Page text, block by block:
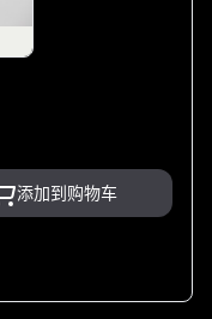
添加到购物车